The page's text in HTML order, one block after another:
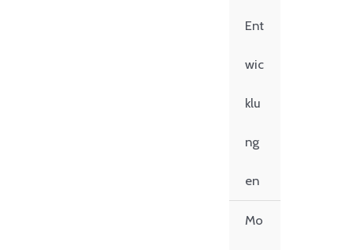
Ent
wic
klu
ng
en
Mo